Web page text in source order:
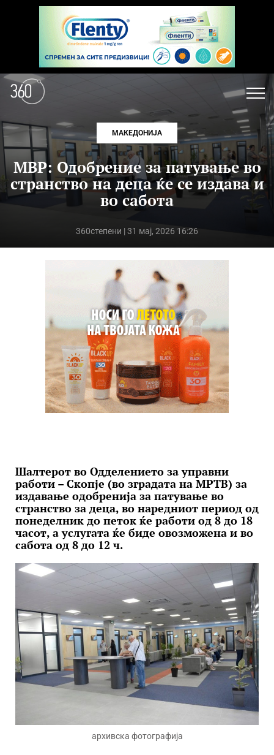
МАКЕДОНИЈА
МВР: Одобрение за патување во
странство на деца ќе се издава и
во сабота
360степени | 31 мај, 2026 16:26
Шалтерот во Одделението за управни
работи – Скопје (во зградата на МРТВ) за
издавање одобренија за патување во
странство за деца, во наредниот период од
понеделник до петок ќе работи од 8 до 18
часот, а услугата ќе биде овозможена и во
сабота од 8 до 12 ч.
архивска фотографија